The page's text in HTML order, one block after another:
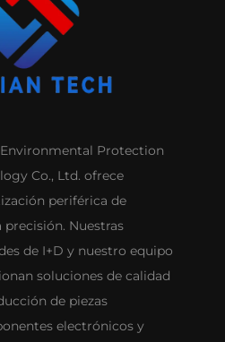
Protection
Co., Ltd. ofrece
periférica de
Nuestras
de I+D y nuestro equipo
soluciones de calidad
de piezas
electrónicos y